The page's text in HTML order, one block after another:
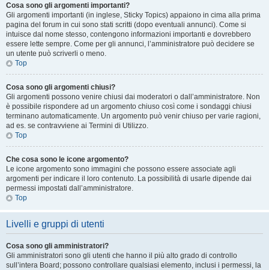
Cosa sono gli argomenti importanti?
Gli argomenti importanti (in inglese, Sticky Topics) appaiono in cima alla prima
pagina del forum in cui sono stati scritti (dopo eventuali annunci). Come si
intuisce dal nome stesso, contengono informazioni importanti e dovrebbero
essere lette sempre. Come per gli annunci, l’amministratore può decidere se
un utente può scriverli o meno.
Top
Cosa sono gli argomenti chiusi?
Gli argomenti possono venire chiusi dai moderatori o dall’amministratore. Non
è possibile rispondere ad un argomento chiuso così come i sondaggi chiusi
terminano automaticamente. Un argomento può venir chiuso per varie ragioni,
ad es. se contravviene ai Termini di Utilizzo.
Top
Che cosa sono le icone argomento?
Le icone argomento sono immagini che possono essere associate agli
argomenti per indicare il loro contenuto. La possibilità di usarle dipende dai
permessi impostati dall’amministratore.
Top
Livelli e gruppi di utenti
Cosa sono gli amministratori?
Gli amministratori sono gli utenti che hanno il più alto grado di controllo
sull’intera Board; possono controllare qualsiasi elemento, inclusi i permessi, la